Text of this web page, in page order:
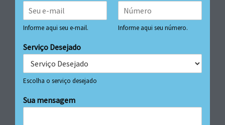
Informe aqui seu e-mail. Informe aqui seu número.
Serviço Desejado
Escolha o serviço desejado
Sua mensagem